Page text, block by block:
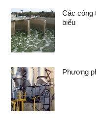
Các công
biểu
Phương